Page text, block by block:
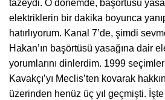
tazeydi. O dönemde, başörtüsü
elektriklerin bir dakika boyunca
hatırlıyorum. Kanal 7’de, şimdi
Hakan’ın başörtüsü yasağına dair
yorumlarını dinlerdim. 1999
Kavakçı’yı Meclis’ten kovarak
üzerinden henüz üç yıl geçmişti.